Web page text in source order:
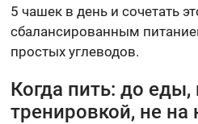
5 чашек в день и сочетать
сбалансированным
простых углеводов.
Когда пить: до еды,
тренировкой, не на